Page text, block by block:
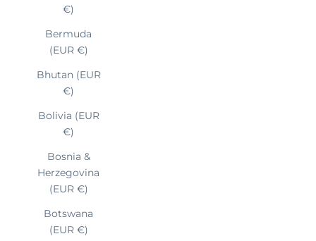
€)
Bermuda
(EUR €)
Bhutan (EUR
€)
Bolivia (EUR
€)
Bosnia &
Herzegovina
(EUR €)
Botswana
(EUR €)